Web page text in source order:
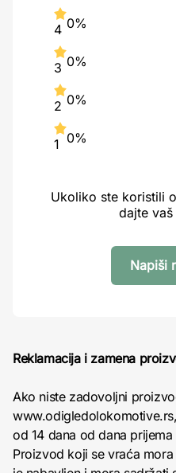
4 0%
3 0%
2 0%
1 0%
Ukoliko ste koristili
dajte
Napiši
Reklamacija i zamena
Ako niste zadovoljni
od 14 dana od dana
Proizvod koji se vraća